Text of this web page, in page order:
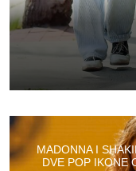
MADONNA I
DVE POP IKONE